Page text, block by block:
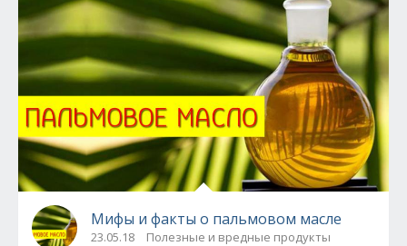
Мифы и факты о пальмовом масле
23.05.18 Полезные и вредные продукты